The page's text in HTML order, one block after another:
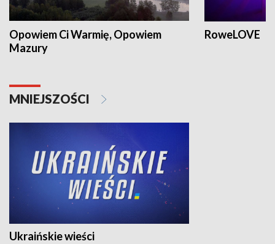
Opowiem Ci Warmię, Opowiem
Mazury
RoweLOVE
MNIEJSZOŚCI
Ukraińskie wieści